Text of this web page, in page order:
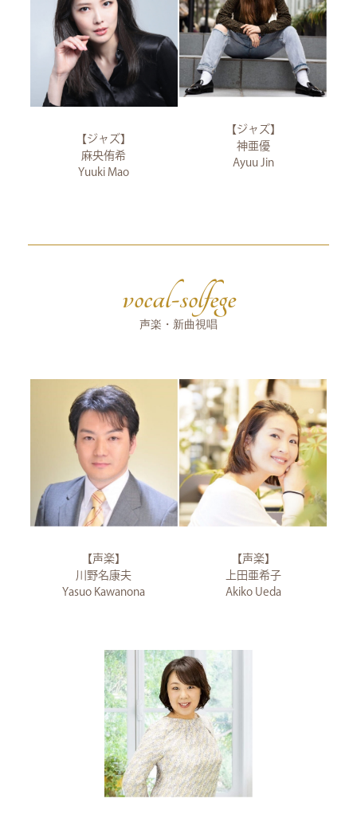
【ジャズ】
麻央侑希
Yuuki Mao
【ジャズ】
神亜優
Ayuu Jin
vocal-solfege
声楽・新曲視唱
【声楽】
川野名康夫
Yasuo Kawanona
【声楽】
上田亜希子
Akiko Ueda